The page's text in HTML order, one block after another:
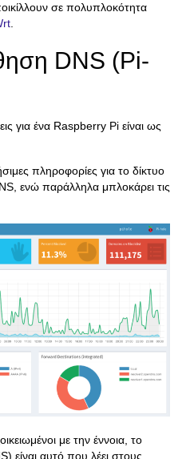
σε πολυπλοκότητα
.
DNS (Pi-
για ένα Raspberry Pi είναι ως
πληροφορίες για το δίκτυο
ενώ παράλληλα μπλοκάρει τις
με την έννοια, το
αυτό που λέει στους